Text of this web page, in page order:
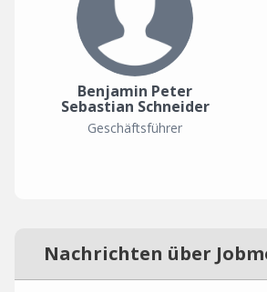
Benjamin Peter
Sebastian Schneider
Geschäftsführer
Nachrichten über